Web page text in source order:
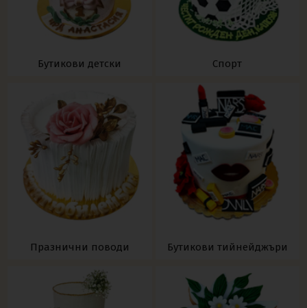
Бутикови детски Спорт
Празнични поводи Бутикови тийнейджъри